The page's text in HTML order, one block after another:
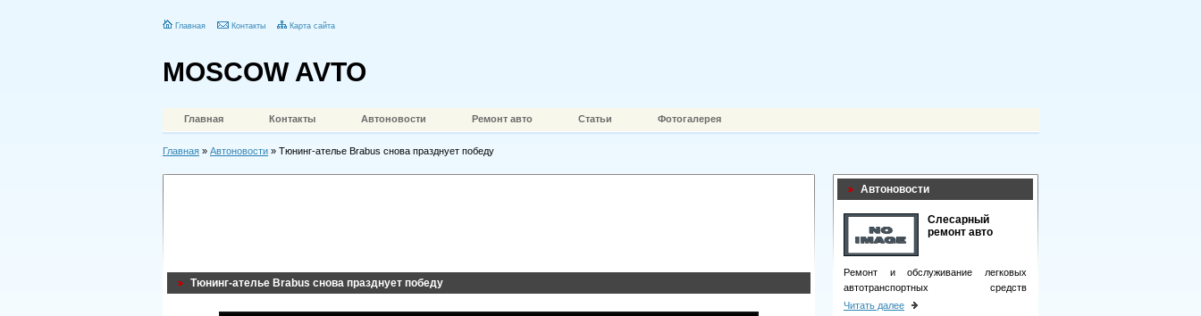
Главная Контакты Карта сайта
MOSCOW AVTO
Главная Контакты Автоновости Ремонт авто Статьи Фотогалерея
Главная » Автоновости » Тюнинг-ателье Brabus снова празднует победу
Тюнинг-ателье Brabus снова празднует победу
Автоновости
Слесарный
ремонт авто
Ремонт и обслуживание легковых
автотранспортных средств
подразумевает целый комплекс
Читать далее